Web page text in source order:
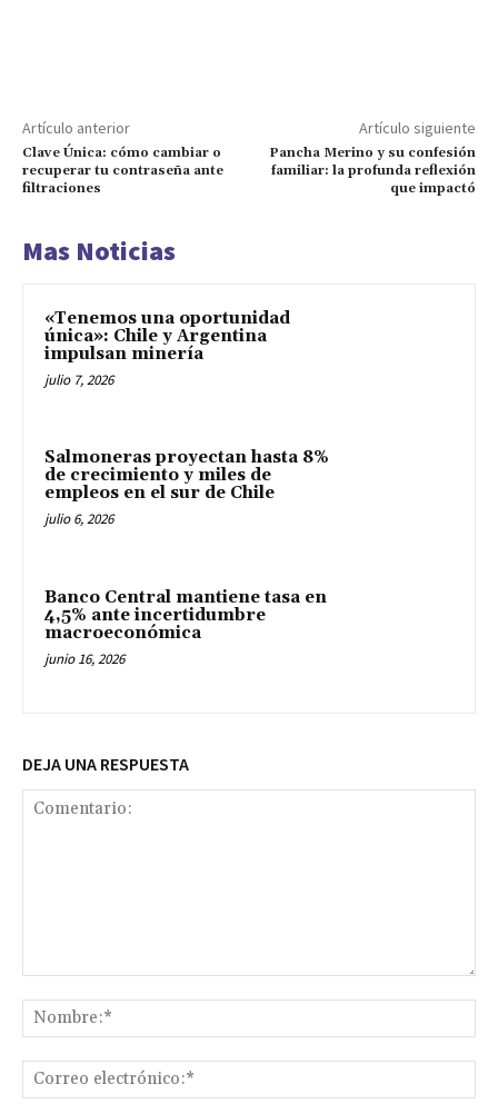
Artículo anterior
Clave Única: cómo cambiar o
recuperar tu contraseña ante
filtraciones
Artículo siguiente
Pancha Merino y su confesión
familiar: la profunda reflexión
que impactó
Mas Noticias
«Tenemos una oportunidad
única»: Chile y Argentina
impulsan minería
julio 7, 2026
Salmoneras proyectan hasta 8%
de crecimiento y miles de
empleos en el sur de Chile
julio 6, 2026
Banco Central mantiene tasa en
4,5% ante incertidumbre
macroeconómica
junio 16, 2026
DEJA UNA RESPUESTA